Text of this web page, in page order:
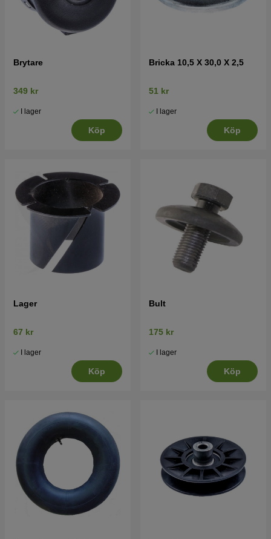
Brytare
349 kr
I lager
Köp
Bricka 10,5 X 30,0 X 2,5
51 kr
I lager
Köp
Lager
67 kr
I lager
Köp
Bult
175 kr
I lager
Köp